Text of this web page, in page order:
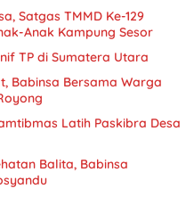
Satgas TMMD Ke-129
Anak Kampung Sesor
TP di Sumatera Utara
Babinsa Bersama Warga
Latih Paskibra Desa
Balita, Babinsa